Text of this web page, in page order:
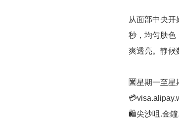
从面部中央
秒，均匀肤色
爽透亮。静候
🈺星期一至星
🛍️尖沙咀.金鐘